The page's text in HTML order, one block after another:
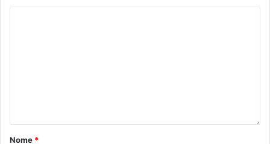
Nome *